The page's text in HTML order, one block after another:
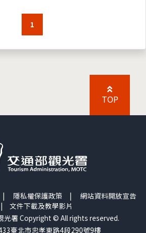
1
TOP
| 隱私權保護政策 | 網站資料開放宣告
文件下載及教學影片
光署 Copyright © All rights reserved.
臺北市忠孝東路4段290號9樓